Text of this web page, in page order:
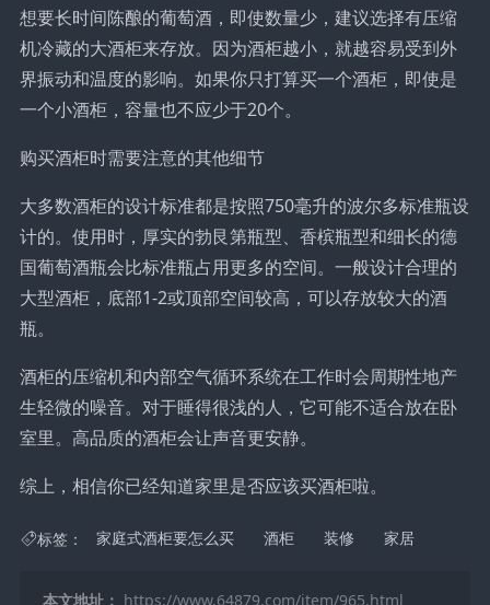
想要长时间陈酿的葡萄酒，即使数量少，建议选择有压缩
机冷藏的大酒柜来存放。因为酒柜越小，就越容易受到外
界振动和温度的影响。如果你只打算买一个酒柜，即使是
一个小酒柜，容量也不应少于20个。
购买酒柜时需要注意的其他细节
大多数酒柜的设计标准都是按照750毫升的波尔多标准瓶设
计的。使用时，厚实的勃艮第瓶型、香槟瓶型和细长的德
国葡萄酒瓶会比标准瓶占用更多的空间。一般设计合理的
大型酒柜，底部1-2或顶部空间较高，可以存放较大的酒
瓶。
酒柜的压缩机和内部空气循环系统在工作时会周期性地产
生轻微的噪音。对于睡得很浅的人，它可能不适合放在卧
室里。高品质的酒柜会让声音更安静。
综上，相信你已经知道家里是否应该买酒柜啦。
标签： 家庭式酒柜要怎么买 酒柜 装修 家居
本文地址： https://www.64879.com/item/965.html